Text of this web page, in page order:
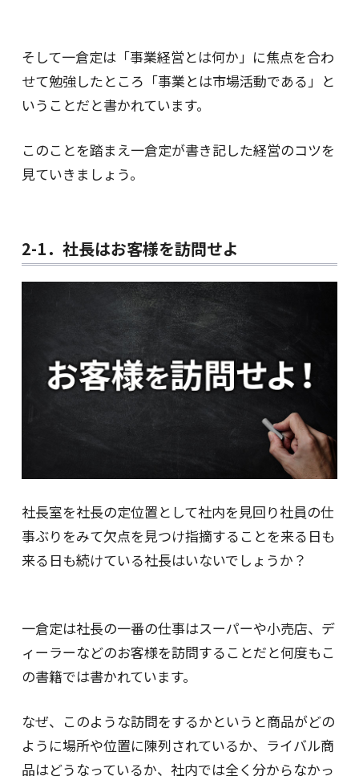
そして一倉定は「事業経営とは何か」に焦点を合わ
せて勉強したところ「事業とは市場活動である」と
いうことだと書かれています。
このことを踏まえ一倉定が書き記した経営のコツを
見ていきましょう。
2-1．社長はお客様を訪問せよ
社長室を社長の定位置として社内を見回り社員の仕
事ぶりをみて欠点を見つけ指摘することを来る日も
来る日も続けている社長はいないでしょうか？
一倉定は社長の一番の仕事はスーパーや小売店、デ
ィーラーなどのお客様を訪問することだと何度もこ
の書籍では書かれています。
なぜ、このような訪問をするかというと商品がどの
ように場所や位置に陳列されているか、ライバル商
品はどうなっているか、社内では全く分からなかっ